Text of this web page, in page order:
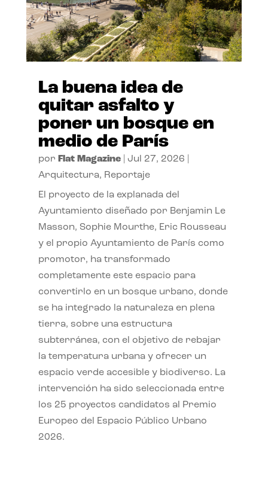
La buena idea de
quitar asfalto y
poner un bosque en
medio de París
por Flat Magazine| Jul 27, 2026
Arquitectura, Reportaje
El proyecto de la explanada del
Ayuntamiento diseñado por Benjamin Le
Masson, Sophie Mourthe, Eric Rousseau
y el propio Ayuntamiento de París como
promotor, ha transformado
completamente este espacio para
convertirlo en un bosque urbano, donde
se ha integrado la naturaleza en plena
tierra, sobre una estructura
subterránea, con el objetivo de rebajar
la temperatura urbana y ofrecer un
espacio verde accesible y biodiverso. La
intervención ha sido seleccionada entre
los 25 proyectos candidatos al Premio
Europeo del Espacio Público Urbano
2026.